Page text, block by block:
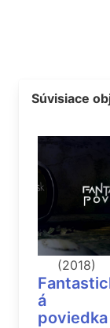
Súvisiace
(2018)
á
poviedka